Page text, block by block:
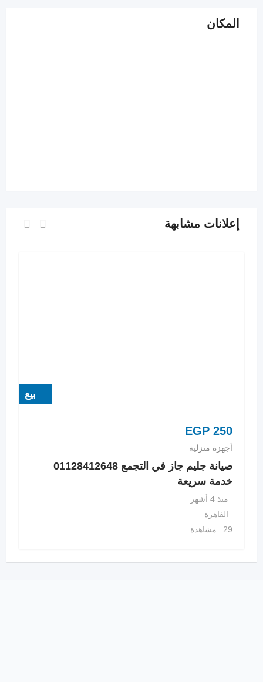
المكان
إعلانات مشابهة
بيع
EGP 250
أجهزة منزلية
صيانة جليم جاز في التجمع 01128412648
خدمة سريعة
منذ 4 أشهر
القاهرة
29 مشاهدة